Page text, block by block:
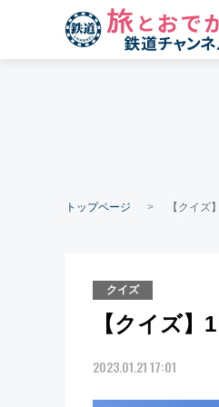
トップページ 【クイズ
クイズ
【クイズ】
2023.01.21 17:01